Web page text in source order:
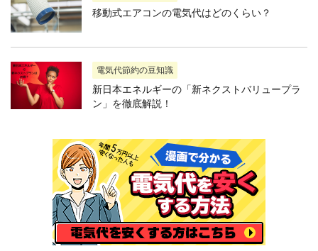
移動式エアコンの電気代はどのくらい？
電気代節約の豆知識
新日本エネルギーの「新ネクストバリュープラ
ン」を徹底解説！